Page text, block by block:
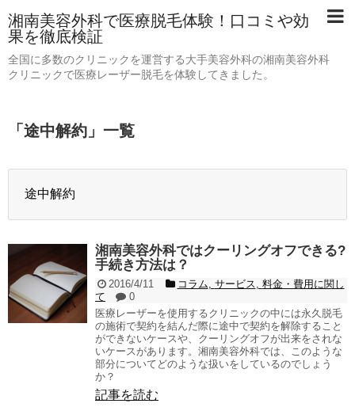
湘南美容外科で医療脱毛体験！口コミや効
果を徹底検証
全国に多数のクリニックを運営する大手美容外科の湘南美容外科
クリニックで医療レーザー脱毛を体験してきました。
「 途中解約 」 一覧
途中解約
湘南美容外科ではクーリングオフできる?
手続き方法は？
2016/4/11 コラム, サービス, 料金・費用に関し
て
0
医療レーザーを使用するクリニックの中には永久脱毛
の施術で契約を結んだ際に途中で契約を解除すること
ができないケースや、クーリングオフが出来をされな
いケースがあります。湘南美容外科では、このような
部分についてどのような扱いをしているのでしょう
か？
記事を読む